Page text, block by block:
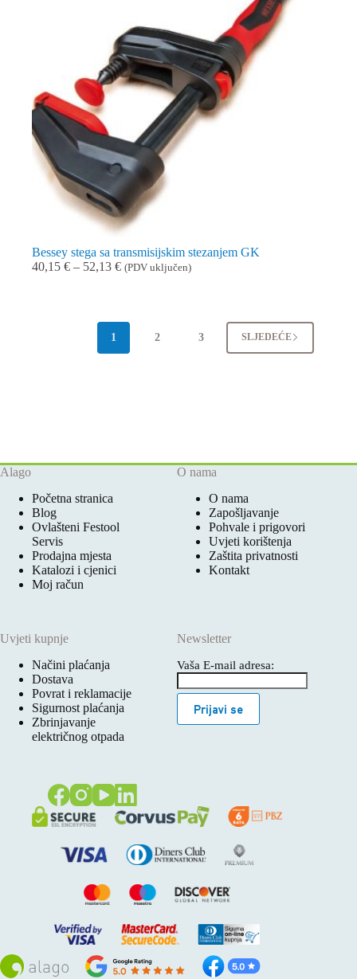
Bessey stega sa transmisijskim stezanjem GK
40,15 € – 52,13 €Raspon
do
52,13 €
(PDV uključen)
1 2 3 SLJEDEĆE
Alago
Početna stranica
Blog
Ovlašteni Festool
Servis
Prodajna mjesta
Katalozi i cjenici
Moj račun
O nama
O nama
Zapošljavanje
Pohvale i prigovori
Uvjeti korištenja
Zaštita privatnosti
Kontakt
Uvjeti kupnje
Načini plaćanja
Dostava
Povrat i reklamacije
Sigurnost plaćanja
Zbrinjavanje
električnog otpada
Newsletter
Vaša E-mail adresa:
Prijavi se